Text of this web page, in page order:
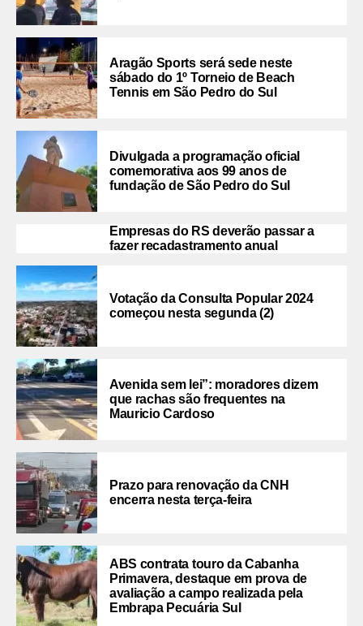
Aragão Sports será sede neste
sábado do 1º Torneio de Beach
Tennis em São Pedro do Sul
Divulgada a programação oficial
comemorativa aos 99 anos de
fundação de São Pedro do Sul
Empresas do RS deverão passar a
fazer recadastramento anual
Votação da Consulta Popular 2024
começou nesta segunda (2)
Avenida sem lei”: moradores dizem
que rachas são frequentes na
Mauricio Cardoso
Prazo para renovação da CNH
encerra nesta terça-feira
ABS contrata touro da Cabanha
Primavera, destaque em prova de
avaliação a campo realizada pela
Embrapa Pecuária Sul